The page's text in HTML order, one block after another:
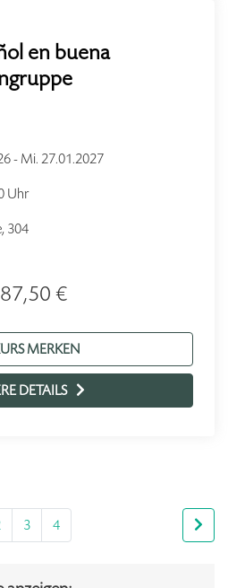
en buena
- Mi. 27.01.2027
Uhr
304
€
MERKEN
DETAILS
3 4